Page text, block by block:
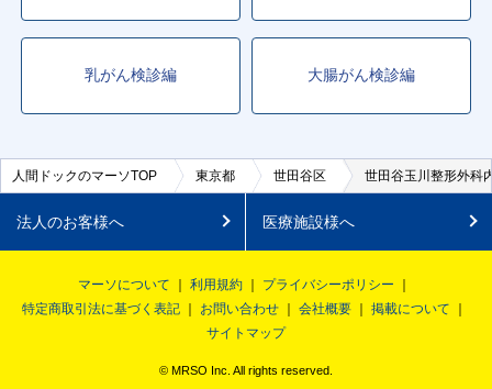
乳がん検診編 大腸がん検診編
人間ドックのマーソTOP 東京都 世田谷区 世田谷玉川整形外科
法人のお客様へ 医療施設様へ
マーソについて 利用規約
プライバシーポリシー
特定商取引法に基づく表記
お問い合わせ 会社概要
掲載について
サイトマップ
© MRSO Inc. All rights reserved.